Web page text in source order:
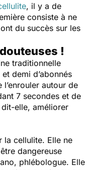
, il y a de
consiste à ne
du succès sur les
!
traditionnelle
demi d’abonnés
autour de
7 secondes et de
elle, améliorer
la cellulite. Elle ne
dangereuse
phlébologue. Elle